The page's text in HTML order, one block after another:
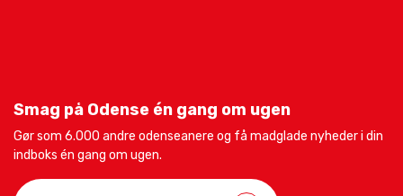
Smag på Odense én gang om ugen
Gør som 6.000 andre odenseanere og få madglade nyheder i din
indboks én gang om ugen.